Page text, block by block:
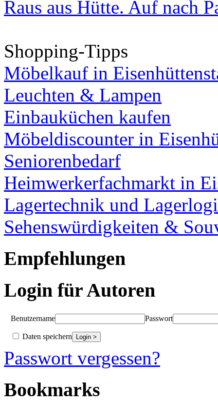
Raus aus Hütte. Auf nach
Shopping-Tipps
Möbelkauf in
Leuchten & Lampen
Einbauküchen kaufen
Möbeldiscounter in
Seniorenbedarf
Heimwerkerfachmarkt in
Lagertechnik und
Sehenswürdigkeiten &
Empfehlungen
Login für Autoren
Benutzername Passwort
Daten speichern
Passwort vergessen?
Bookmarks